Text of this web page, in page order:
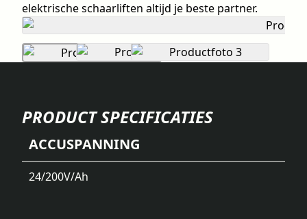
elektrische schaarliften altijd je beste partner.
PRODUCT SPECIFICATIES
ACCUSPANNING
24/200V/Ah